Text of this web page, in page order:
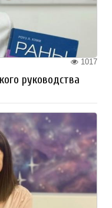
1017
руководства